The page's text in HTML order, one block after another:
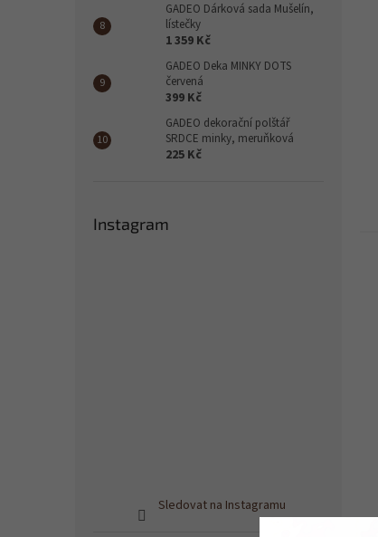
GADEO Dárková sada Mušelín,
lístečky
1 359 Kč
GADEO Deka MINKY DOTS
červená
399 Kč
GADEO dekorační polštář
SRDCE minky, meruňková
225 Kč
Instagram
Sledovat na Instagramu